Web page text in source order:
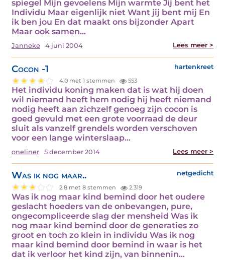
spiegel Mijn gevoelens Mijn warmte Jij bent het
Individu Maar eigenlijk niet Want jij bent mij En
ik ben jou En dat maakt ons bijzonder Apart
Maar ook samen…
Janneke 4 juni 2004 Lees meer >
Cocon -1 hartenkreet
4.0 met 1 stemmen 553
Het individu koning maken dat is wat hij doen
wil niemand heeft hem nodig hij heeft niemand
nodig heeft aan zichzelf genoeg zijn cocon is
goed gevuld met een grote voorraad de deur
sluit als vanzelf grendels worden verschoven
voor een lange winterslaap…
oneliner 5 december 2014 Lees meer >
Was ik nog maar.. netgedicht
2.8 met 8 stemmen 2.319
Was ik nog maar kind bemind door het oudere
geslacht hoeders van de onbevangen, pure,
ongecompliceerde slag der mensheid Was ik
nog maar kind bemind door de generaties zo
groot en toch zo klein in individu Was ik nog
maar kind bemind door bemind in waar is het
dat ik verloor het kind zijn, van binnenin…